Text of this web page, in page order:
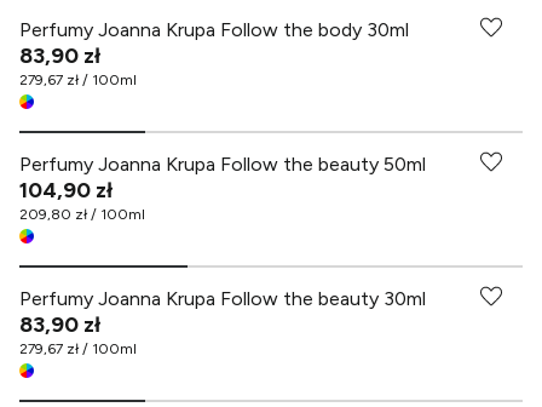
Perfumy Joanna Krupa Follow the body 30ml
83,90 zł
279,67 zł / 100ml
Perfumy Joanna Krupa Follow the beauty 50ml
104,90 zł
209,80 zł / 100ml
Perfumy Joanna Krupa Follow the beauty 30ml
83,90 zł
279,67 zł / 100ml